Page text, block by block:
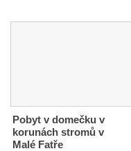
Pobyt v domečku v
korunách stromů v
Malé Fatře